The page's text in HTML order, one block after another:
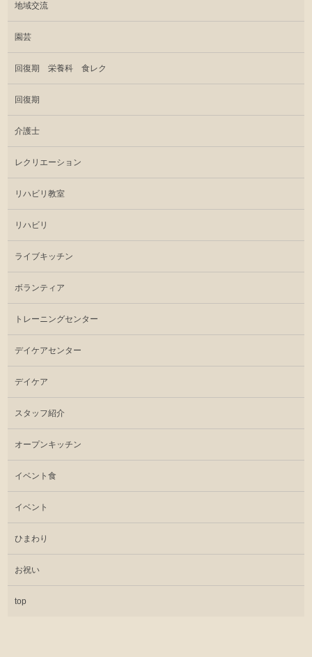
地域交流
園芸
回復期 栄養科 食レク
回復期
介護士
レクリエーション
リハビリ教室
リハビリ
ライブキッチン
ボランティア
トレーニングセンター
デイケアセンター
デイケア
スタッフ紹介
オープンキッチン
イベント食
イベント
ひまわり
お祝い
top